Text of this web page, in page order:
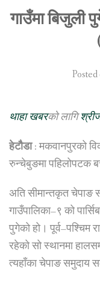
गाउँमा बिजुली
Posted
थाहा खबरको लागि
हेटौैडा: मकवानपुरको
रुन्चेबुङमा पहिलोपटक
अति सीमान्तकृत चेपाङ
गाउँपालिका–९ को
पुगेको हो। पूर्व–पश्चिम
रहेको सो स्थानमा
त्यहाँका चेपाङ समुदाय